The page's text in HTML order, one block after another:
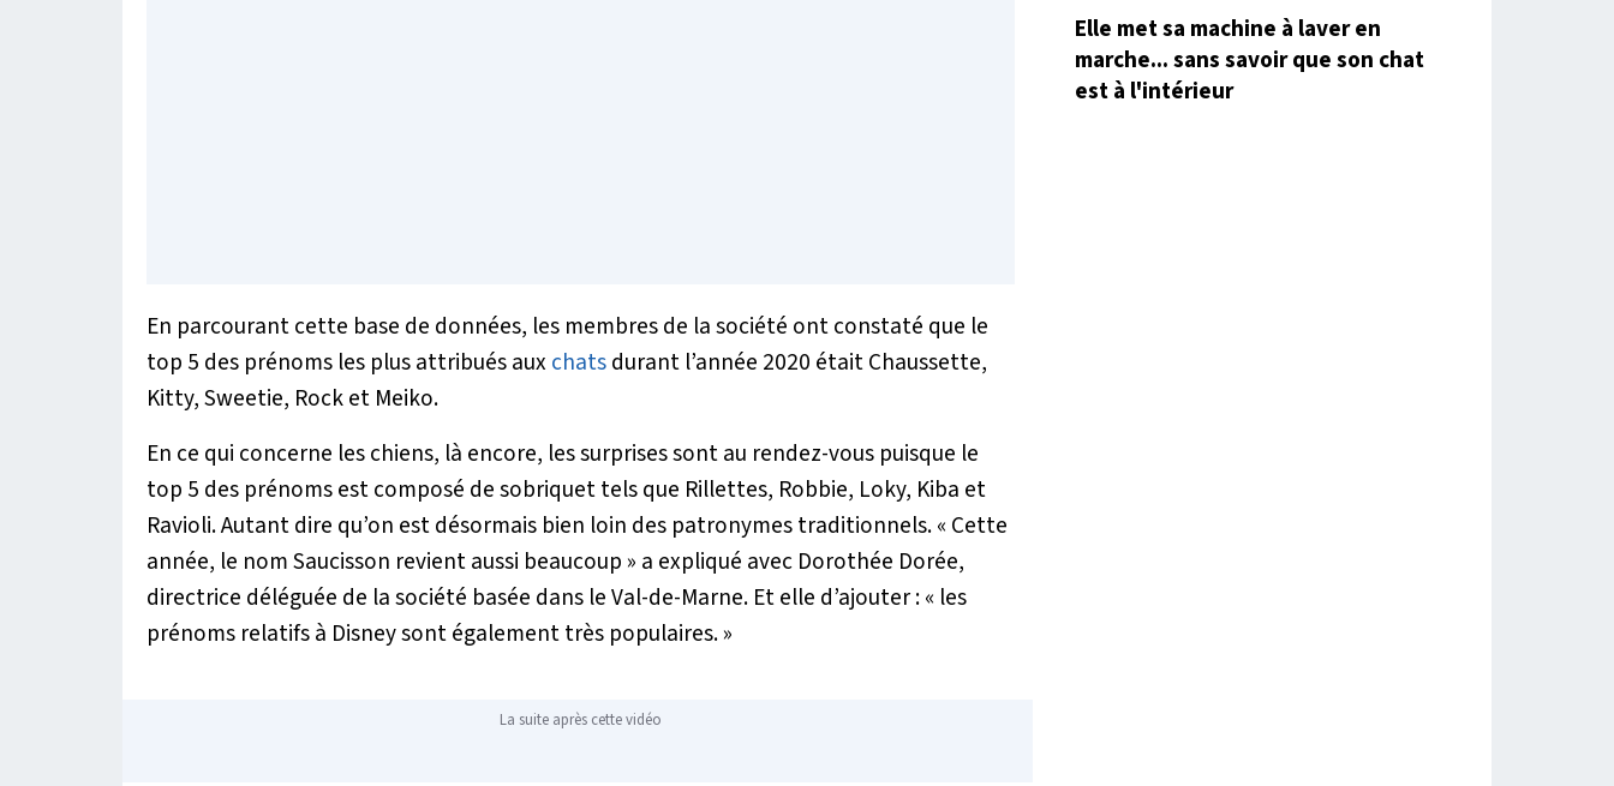
En parcourant cette base de données, les membres de la société ont constaté que le
top 5 des prénoms les plus attribués aux chatsdurant l’année 2020 était Chaussette,
Kitty, Sweetie, Rock et Meiko.
En ce qui concerne les chiens, là encore, les surprises sont au rendez-vous puisque le
top 5 des prénoms est composé de sobriquet tels que Rillettes, Robbie, Loky, Kiba et
Ravioli. Autant dire qu’on est désormais bien loin des patronymes traditionnels.« Cette
année, le nom Saucisson revient aussi beaucoup » a expliqué avec Dorothée Dorée,
directrice déléguée de la société basée dans le Val-de-Marne. Et elle d’ajouter :« les
prénoms relatifs à Disney sont également très populaires. »
La suite après cette vidéo
Elle met sa machine à laver en
marche... sans savoir que son chat
est à l'intérieur